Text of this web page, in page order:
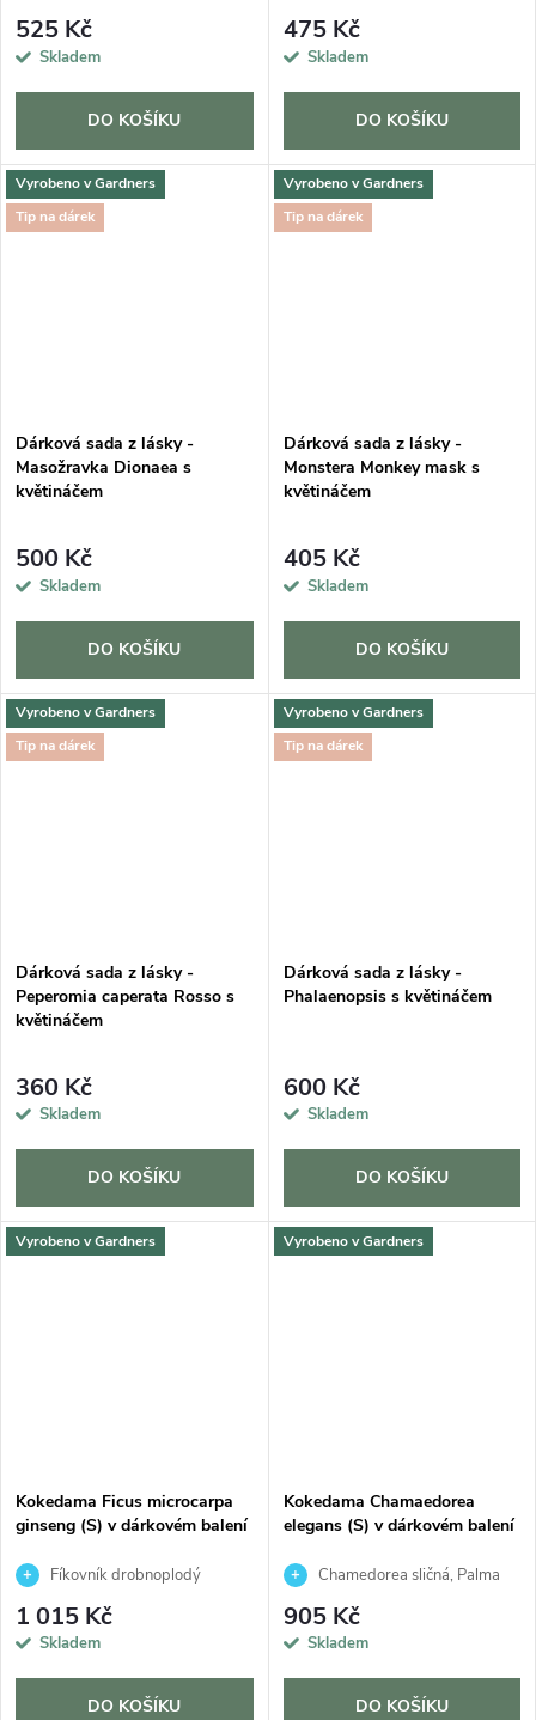
525 Kč
Skladem
DO KOŠÍKU
475 Kč
Skladem
DO KOŠÍKU
Vyrobeno v Gardners
Tip na dárek
Dárková sada z lásky -
Masožravka Dionaea s
květináčem
500 Kč
Skladem
DO KOŠÍKU
Vyrobeno v Gardners
Tip na dárek
Dárková sada z lásky -
Monstera Monkey mask s
květináčem
405 Kč
Skladem
DO KOŠÍKU
Vyrobeno v Gardners
Tip na dárek
Dárková sada z lásky -
Peperomia caperata Rosso s
květináčem
360 Kč
Skladem
DO KOŠÍKU
Vyrobeno v Gardners
Tip na dárek
Dárková sada z lásky -
Phalaenopsis s květináčem
600 Kč
Skladem
DO KOŠÍKU
Vyrobeno v Gardners
Kokedama Ficus microcarpa
ginseng (S) v dárkovém balení
Fíkovník drobnoplodý
1 015 Kč
Skladem
DO KOŠÍKU
Vyrobeno v Gardners
Kokedama Chamaedorea
elegans (S) v dárkovém balení
Chamedorea sličná, Palma
horská, Oštěpuška nádherná
905 Kč
Skladem
DO KOŠÍKU